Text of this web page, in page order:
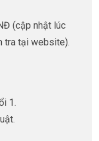
(cập nhật lúc
tra tại website).
1.